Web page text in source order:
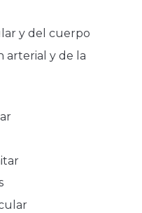
y del cuerpo
arterial y de la